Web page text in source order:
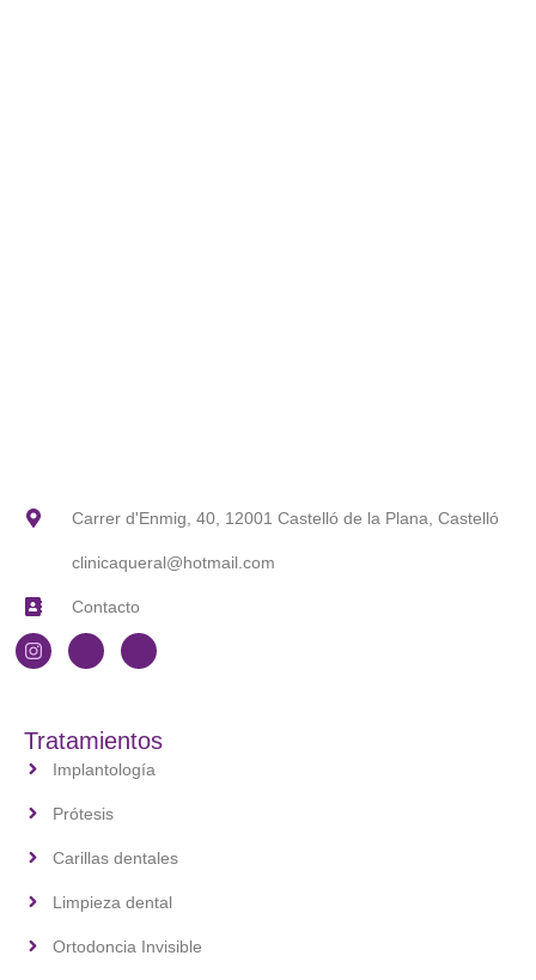
Carrer d'Enmig, 40, 12001 Castelló de la Plana, Castelló
clinicaqueral@hotmail.com
Contacto
Tratamientos
Implantología
Prótesis
Carillas dentales
Limpieza dental
Ortodoncia Invisible